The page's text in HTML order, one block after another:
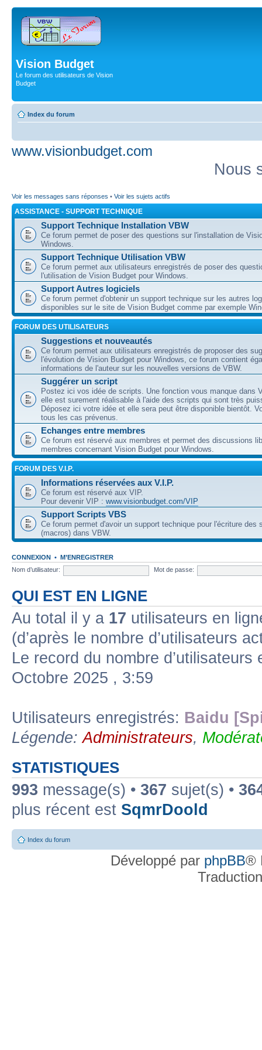
Vision Budget
Le forum des utilisateurs de Vision
Budget
Index du forum
www.visionbudget.com
Nous
Voir les messages sans réponses • Voir les sujets actifs
ASSISTANCE - SUPPORT TECHNIQUE
Support Technique Installation VBW
Ce forum permet de poser des questions sur l'installation de
Windows.
Support Technique Utilisation VBW
Ce forum permet aux utilisateurs enregistrés de poser des
l'utilisation de Vision Budget pour Windows.
Support Autres logiciels
Ce forum permet d'obtenir un support technique sur les autres
disponibles sur le site de Vision Budget comme par exemple
FORUM DES UTILISATEURS
Suggestions et nouveautés
Ce forum permet aux utilisateurs enregistrés de proposer des
l'évolution de Vision Budget pour Windows, ce forum contient
informations de l'auteur sur les nouvelles versions de VBW.
Suggérer un script
Postez ici vos idée de scripts. Une fonction vous manque dans
elle est surement réalisable à l'aide des scripts qui sont très
Déposez ici votre idée et elle sera peut être disponible bientôt.
tous les cas prévenus.
Echanges entre membres
Ce forum est réservé aux membres et permet des discussions
membres concernant Vision Budget pour Windows.
FORUM DES V.I.P.
Informations réservées aux V.I.P.
Ce forum est réservé aux VIP.
Pour devenir VIP : www.visionbudget.com/VIP
Support Scripts VBS
Ce forum permet d'avoir un support technique pour l'écriture des
(macros) dans VBW.
CONNEXION • M’ENREGISTRER
Nom d’utilisateur:
Mot de passe:
QUI EST EN LIGNE
Au total il y a 17 utilisateurs en
(d’après le nombre d’utilisateurs
Le record du nombre
Octobre 2025 , 3:59
Utilisateurs enregistrés: Baidu
Légende:Administrateurs,
STATISTIQUES
993 message(s) • 367 sujet(s) •
plus récent est SqmrDoold
Index du forum
Développé par phpBB®